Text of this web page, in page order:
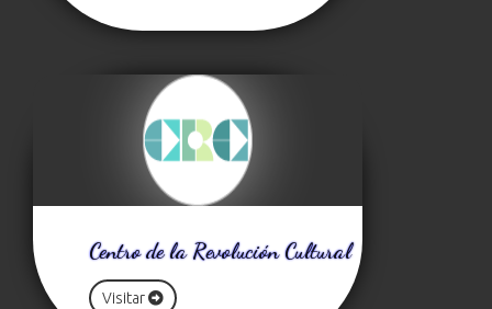
Centro de la Revolución Cultural
Visitar